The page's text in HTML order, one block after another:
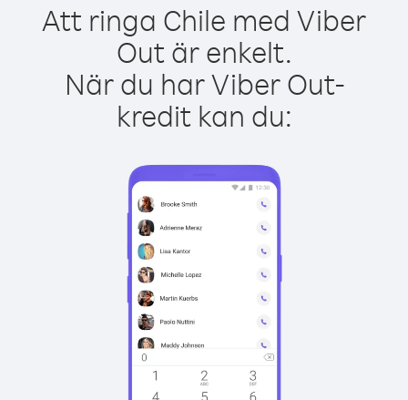
Att ringa Chile med Viber
Out är enkelt.
När du har Viber Out-
kredit kan du: